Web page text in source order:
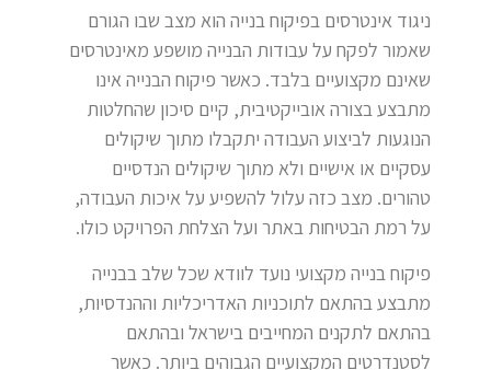
ניגוד אינטרסים בפיקוח בנייה הוא מצב שבו הגורם
שאמור לפקח על עבודות הבנייה מושפע מאינטרסים
שאינם מקצועיים בלבד. כאשר פיקוח הבנייה אינו
מתבצע בצורה אובייקטיבית, קיים סיכון שהחלטות
הנוגעות לביצוע העבודה יתקבלו מתוך שיקולים
עסקיים או אישיים ולא מתוך שיקולים הנדסיים
טהורים. מצב כזה עלול להשפיע על איכות העבודה,
על רמת הבטיחות באתר ועל הצלחת הפרויקט כולו.
פיקוח בנייה מקצועי נועד לוודא שכל שלב בבנייה
מתבצע בהתאם לתוכניות האדריכליות וההנדסיות,
בהתאם לתקנים המחייבים בישראל ובהתאם
לסטנדרטים המקצועיים הגבוהים ביותר. כאשר